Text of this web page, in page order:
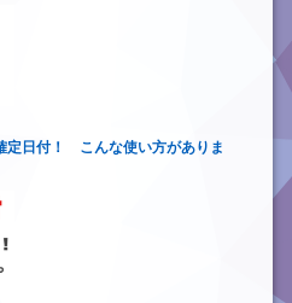
定日付！ こんな使い方がありま